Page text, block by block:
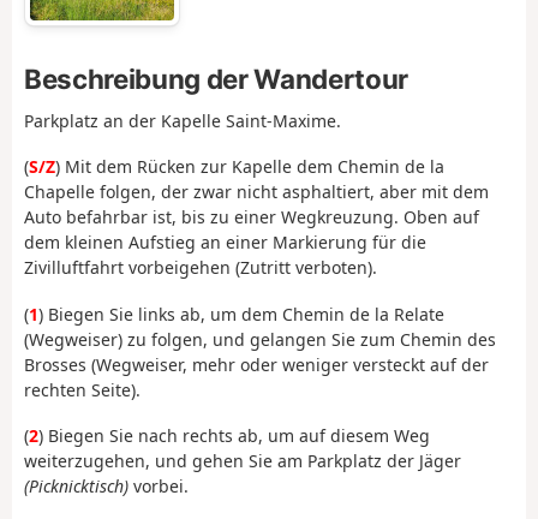
Beschreibung der Wandertour
Parkplatz an der Kapelle Saint-Maxime.
(S/Z) Mit dem Rücken zur Kapelle dem Chemin de la
Chapelle folgen, der zwar nicht asphaltiert, aber mit dem
Auto befahrbar ist, bis zu einer Wegkreuzung. Oben auf
dem kleinen Aufstieg an einer Markierung für die
Zivilluftfahrt vorbeigehen (Zutritt verboten).
(1) Biegen Sie links ab, um dem Chemin de la Relate
(Wegweiser) zu folgen, und gelangen Sie zum Chemin des
Brosses (Wegweiser, mehr oder weniger versteckt auf der
rechten Seite).
(2) Biegen Sie nach rechts ab, um auf diesem Weg
weiterzugehen, und gehen Sie am Parkplatz der Jäger
(Picknicktisch) vorbei.